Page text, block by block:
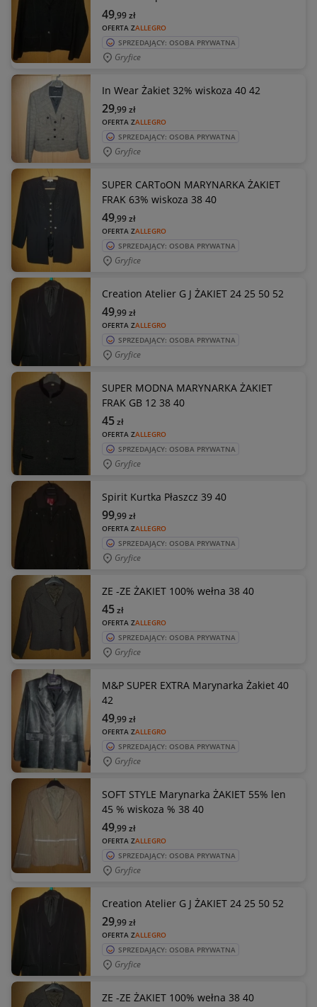
OFERTA ZALLEGRO
49,99zł
SPRZEDAJĄCY: OSOBA PRYWATNA
Gryfice
In Wear Żakiet 32% wiskoza 40 42
OFERTA ZALLEGRO
29,99zł
SPRZEDAJĄCY: OSOBA PRYWATNA
Gryfice
SUPER CARToON MARYNARKA ŻAKIET
FRAK 63% wiskoza 38 40
OFERTA ZALLEGRO
49,99zł
SPRZEDAJĄCY: OSOBA PRYWATNA
Gryfice
Creation Atelier G J ŻAKIET 24 25 50 52
OFERTA ZALLEGRO
49,99zł
SPRZEDAJĄCY: OSOBA PRYWATNA
Gryfice
SUPER MODNA MARYNARKA ŻAKIET
FRAK GB 12 38 40
OFERTA ZALLEGRO
45zł
SPRZEDAJĄCY: OSOBA PRYWATNA
Gryfice
Spirit Kurtka Płaszcz 39 40
OFERTA ZALLEGRO
99,99zł
SPRZEDAJĄCY: OSOBA PRYWATNA
Gryfice
ZE -ZE ŻAKIET 100% wełna 38 40
OFERTA ZALLEGRO
45zł
SPRZEDAJĄCY: OSOBA PRYWATNA
Gryfice
M&P SUPER EXTRA Marynarka Żakiet 40
42
OFERTA ZALLEGRO
49,99zł
SPRZEDAJĄCY: OSOBA PRYWATNA
Gryfice
SOFT STYLE Marynarka ŻAKIET 55% len
45 % wiskoza % 38 40
OFERTA ZALLEGRO
49,99zł
SPRZEDAJĄCY: OSOBA PRYWATNA
Gryfice
Creation Atelier G J ŻAKIET 24 25 50 52
OFERTA ZALLEGRO
29,99zł
SPRZEDAJĄCY: OSOBA PRYWATNA
Gryfice
ZE -ZE ŻAKIET 100% wełna 38 40